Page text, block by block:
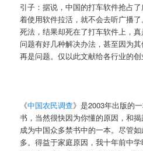
引子：据说，中国的打车软件抢占
着使用软件拉活，就不会去听广播
死法，结果却死在了打车软件上，
问题有好几种解决办法，甚至因为
再是问题。仅以此文献给各行业的创
《中国农民调查》是2003年出版的
书，当然很快因为你懂的原因，和
成为中国众多禁书中的一本。尽管
多。得益于家庭原因，我十年前中